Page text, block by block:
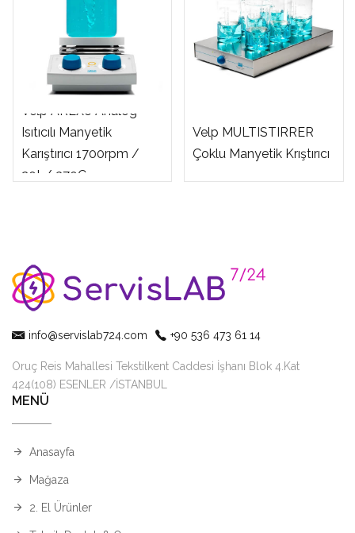
Velp AREX6 Analog
Isıtıcılı Manyetik
Karıştırıcı 1700rpm /
20L/ 370C
Velp MULTISTIRRER
Çoklu Manyetik Krıştırıcı
info@servislab724.com +90 536 473 61 14
Oruç Reis Mahallesi Tekstilkent Caddesi İşhanı Blok 4.Kat
424(108) ESENLER /İSTANBUL
MENÜ
Anasayfa
Mağaza
2. El Ürünler